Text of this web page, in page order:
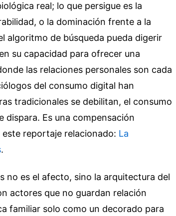
real; lo que persigue es la
o la dominación frente a la
algoritmo de búsqueda pueda digerir
su capacidad para ofrecer una
las relaciones personales son cada
del consumo digital han
tradicionales se debilitan, el consumo
dispara. Es una compensación
reportaje relacionado: La
.
no es el afecto, sino la arquitectura del
actores que no guardan relación
familiar solo como un decorado para